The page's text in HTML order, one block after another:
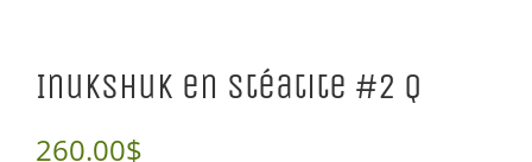
Inukshuk en stéatite #2 Q
260.00$